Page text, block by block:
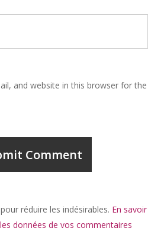
and website in this browser for the
réduire les indésirables. En savoir
données de vos commentaires